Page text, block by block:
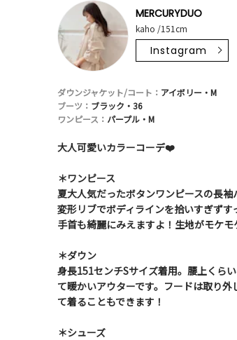
MERCURYDUO
kaho /151cm
Instagram
ダウンジャケット/コート： アイボリー・M
ブーツ： ブラック・36
ワンピース： パープル・M
大人可愛いカラーコーデ❤️
＊ワンピース
夏大人気だったボタンワンピースの長袖
変形リブでボディラインを拾いすぎず
手首も綺麗にみえますよ！生地がモケ
＊ダウン
身長151センチSサイズ着用。腰上くら
て暖かいアウターです。フードは取り
て着ることもできます！
＊シューズ